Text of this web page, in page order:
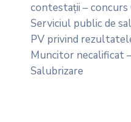
contestații – concurs
Serviciul public de
PV privind
Muncitor necalificat
Salubrizare